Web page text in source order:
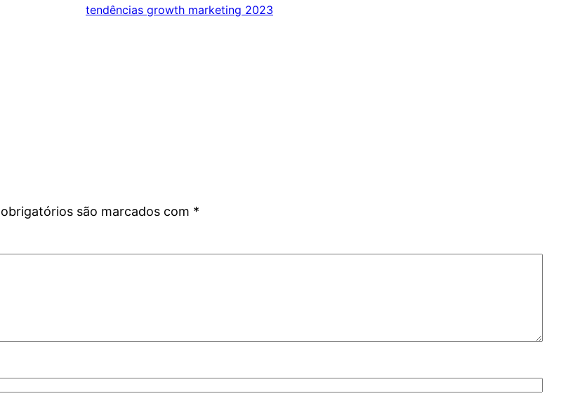
tendências growth marketing 2023
são marcados com *